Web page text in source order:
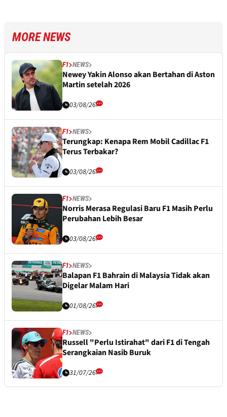
MORE NEWS
F1 NEWS
Newey Yakin Alonso akan Bertahan di Aston
Martin setelah 2026
03/08/26
F1 NEWS
Terungkap: Kenapa Rem Mobil Cadillac F1
Terus Terbakar?
03/08/26
F1 NEWS
Norris Merasa Regulasi Baru F1 Masih Perlu
Perubahan Lebih Besar
03/08/26
F1 NEWS
Balapan F1 Bahrain di Malaysia Tidak akan
Digelar Malam Hari
01/08/26
F1 NEWS
Russell "Perlu Istirahat" dari F1 di Tengah
Serangkaian Nasib Buruk
31/07/26